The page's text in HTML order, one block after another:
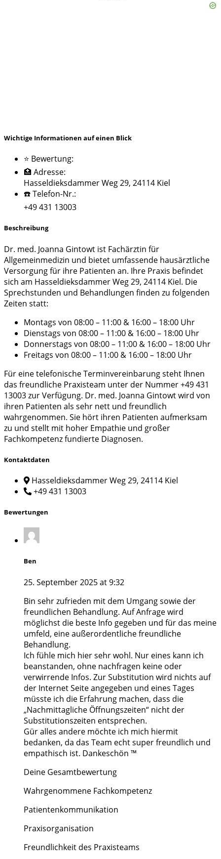
Wichtige Informationen auf einen Blick
⭐ Bewertung:
🏥 Adresse:
Hasseldieksdammer Weg 29, 24114 Kiel
☎️ Telefon-Nr.:
+49 431 13003
Beschreibung
Dr. med. Joanna Gintowt ist Fachärztin für
Allgemeinmedizin und bietet umfassende hausärztliche
Versorgung für ihre Patienten an. Ihre Praxis befindet
sich am Hasseldieksdammer Weg 29, 24114 Kiel. Die
Sprechstunden und Behandlungen finden zu folgenden
Zeiten statt:
Montags von 08:00 – 11:00 & 16:00 – 18:00 Uhr
Dienstags von 08:00 – 11:00 & 16:00 – 18:00 Uhr
Donnerstags von 08:00 – 11:00 & 16:00 – 18:00 Uhr
Freitags von 08:00 – 11:00 & 16:00 – 18:00 Uhr
Für eine telefonische Terminvereinbarung steht Ihnen
das freundliche Praxisteam unter der Nummer +49 431
13003 zur Verfügung. Dr. med. Joanna Gintowt wird von
ihren Patienten als sehr nett und freundlich
wahrgenommen. Sie hört ihren Patienten aufmerksam
zu und stellt mit hoher Empathie und großer
Fachkompetenz fundierte Diagnosen.
Kontaktdaten
Hasseldieksdammer Weg 29, 24114 Kiel
+49 431 13003
Bewertungen
Ben
25. September 2025 at 9:32
Bin sehr zufrieden mit dem Umgang sowie der
freundlichen Behandlung. Auf Anfrage wird
möglichst die beste Info gegeben und für das meine
umfeld, eine außerordentliche freundliche
Behandlung.
Ich fühle mich hier sehr wohl. Nur eines kann ich
beanstanden, ohne nachfragen keine oder
verwirrende Infos. Zur Substitution wird nichts auf
der Internet Seite angegeben und eines Tages
müsste ich die Erfahrung machen, dass die
„Nachmittagliche Öffnungszeiten“ nicht der
Substitutionszeiten entsprechen.
Gür alles andere möchte ich mich hiermit
bedanken, da das Team echt super freundlich und
empathisch ist. Dankeschön ™
Deine Gesamtbewertung
Wahrgenommene Fachkompetenz
Patientenkommunikation
Praxisorganisation
Freundlichkeit des Praxisteams